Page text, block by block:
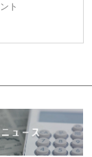
ト